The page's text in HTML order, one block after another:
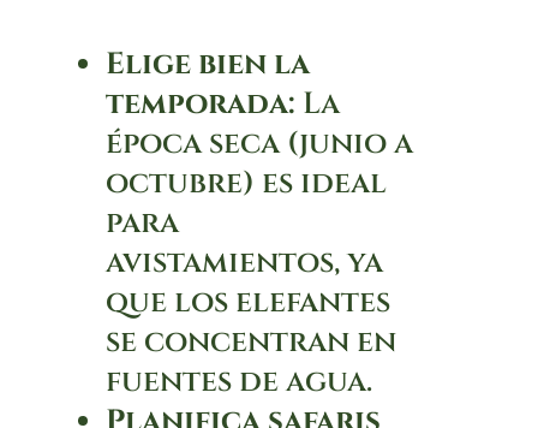
Elige bien la
temporada: La
época seca (junio a
octubre) es ideal
para
avistamientos, ya
que los elefantes
se concentran en
fuentes de agua.